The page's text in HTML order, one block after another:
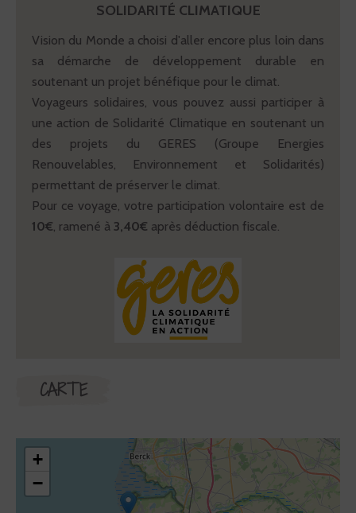
SOLIDARITÉ CLIMATIQUE
Vision du Monde a choisi d'aller encore plus loin dans
sa démarche de développement durable en
soutenant un projet bénéfique pour le climat.
Voyageurs solidaires, vous pouvez aussi participer à
une action de Solidarité Climatique en soutenant un
des projets du GERES (Groupe Energies
Renouvelables, Environnement et Solidarités)
permettant de préserver le climat.
Pour ce voyage, votre participation volontaire est de
10€, ramené à 3,40€ après déduction fiscale.
CARTE
+
−